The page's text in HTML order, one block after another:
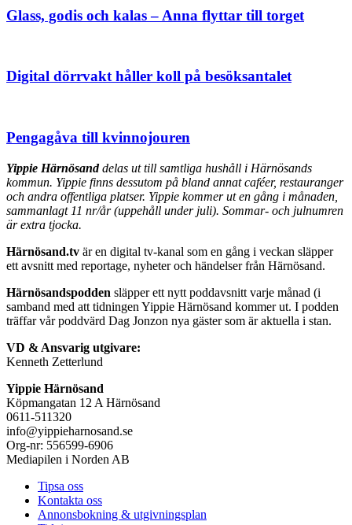
Glass, godis och kalas – Anna flyttar till torget
Digital dörrvakt håller koll på besöksantalet
Pengagåva till kvinnojouren
Yippie Härnösanddelas ut till samtliga hushåll i Härnösands
kommun. Yippie finns dessutom på bland annat caféer, restauranger
och andra offentliga platser. Yippie kommer ut en gång i månaden,
sammanlagt 11 nr/år (uppehåll under juli). Sommar- och julnumren
är extra tjocka.
Härnösand.tv är en digital tv-kanal som en gång i veckan släpper
ett avsnitt med reportage, nyheter och händelser från Härnösand.
Härnösandspodden släpper ett nytt poddavsnitt varje månad (i
samband med att tidningen Yippie Härnösand kommer ut. I podden
träffar vår poddvärd Dag Jonzon nya gäster som är aktuella i stan.
VD & Ansvarig utgivare:
Kenneth Zetterlund
Yippie Härnösand
Köpmangatan 12 A Härnösand
0611-511320
info@yippieharnosand.se
Org-nr: 556599-6906
Mediapilen i Norden AB
Tipsa oss
Kontakta oss
Annonsbokning & utgivningsplan